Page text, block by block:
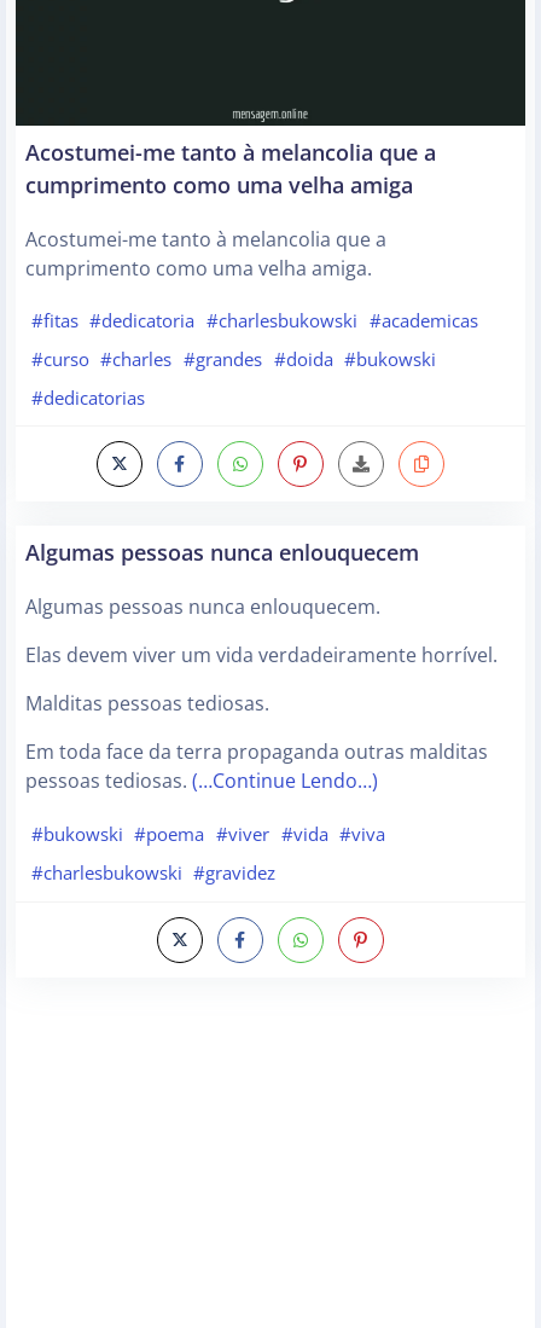
Acostumei-me tanto à melancolia que a
cumprimento como uma velha amiga
Acostumei-me tanto à melancolia que a
cumprimento como uma velha amiga.
#fitas #dedicatoria #charlesbukowski #academicas
#curso #charles #grandes #doida #bukowski
#dedicatorias
Algumas pessoas nunca enlouquecem
Algumas pessoas nunca enlouquecem.
Elas devem viver um vida verdadeiramente horrível.
Malditas pessoas tediosas.
Em toda face da terra propaganda outras malditas
pessoas tediosas. (…Continue Lendo…)
#bukowski #poema #viver #vida #viva
#charlesbukowski #gravidez